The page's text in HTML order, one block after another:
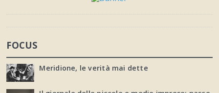
FOCUS
Meridione, le verità mai dette